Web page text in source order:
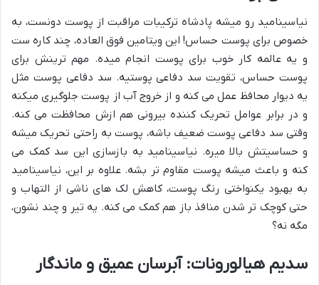
نیاسینامید رو میشه پادشاه ترکیبات مراقبت از پوست دونست، به
خصوص برای پوست حساس! این ویتامین فوق العاده، چند کاره ست
و یه عالمه کار خوب برای پوست انجام میده. مهم ترینش برای
پوست حساس، تقویت سد دفاعی پوستیه. سد دفاعی پوست مثل
یه دیوار محافظ عمل می کنه و از خروج آب از پوست جلوگیری میکنه
و در برابر عوامل تحریک کننده بیرونی هم ازش محافظت می کنه.
وقتی سد دفاعی پوست ضعیف باشه، پوست به راحتی تحریک میشه
و حساسیتش بالا میره. نیاسینامید به بازسازی این سد کمک می
کنه و باعث میشه پوست مقاوم تر بشه. علاوه بر این، نیاسینامید
به بهبود یکنواختی رنگ پوست، کاهش لک های ناشی از التهاب و
حتی کوچک تر شدن منافذ باز هم کمک می کنه. یه تیر و چند نشون،
مگه نه؟
سدیم هیالورونات: آبرسان عمیق و ماندگار